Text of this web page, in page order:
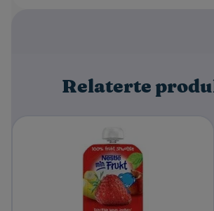
Skriv en omtale
Relaterte